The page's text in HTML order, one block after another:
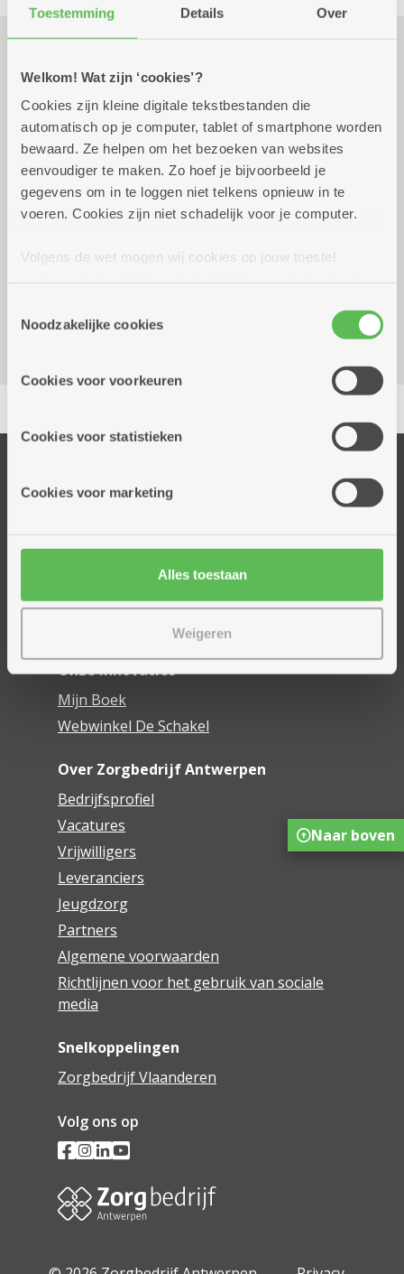
Toestemming Details Over
Welkom! Wat zijn ‘cookies’?
Cookies zijn kleine digitale tekstbestanden die
automatisch op je computer, tablet of smartphone worden
bewaard. Ze helpen om het bezoeken van websites
eenvoudiger te maken. Zo hoef je bijvoorbeeld je
gegevens om in te loggen niet telkens opnieuw in te
voeren. Cookies zijn niet schadelijk voor je computer.
Volgens de wet mogen wij cookies op jouw toestel
cookies hebben we jouw toestemming nodig. Sommige
cookies worden geplaatst door derde partijen die een
informatie over jouw (geanonimiseerd) gebruik van onze
partners kunnen deze gegevens combineren met andere
Noodzakelijke cookies
Cookies voor voorkeuren
Cookies voor statistieken
Cookies voor marketing
Alles toestaan
Weigeren
Praktisch
vrijdag 14 augustus 202612.00 uur tot 16.00 uur
Gratis.
Geen aankoopverplichting.
Reserveer vervoer
Kombine Molengeest (dienstencentrum)
2040 Berendrecht
Thuisdiensten
Assistentiewoningen
Woonzorgcentra
Financieel comfort
Onze innovaties
Mijn Boek
Webwinkel De Schakel
Over Zorgbedrijf Antwerpen
Bedrijfsprofiel
Vacatures
Vrijwilligers
Leveranciers
Jeugdzorg
Partners
Algemene voorwaarden
Richtlijnen voor het gebruik van sociale
media
Snelkoppelingen
Zorgbedrijf Vlaanderen
Volg ons op
Naar boven